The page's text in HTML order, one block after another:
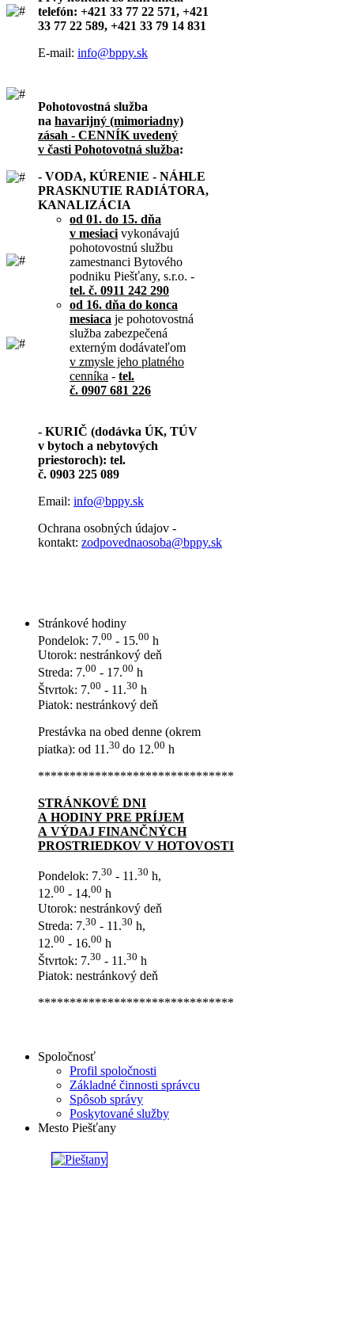
telefón: +421 33 77 22 571, +421
33 77 22 589, +421 33 79 14 831
E-mail: info@bppy.sk
Pohotovostná služba
na havarijný (mimoriadny)
zásah - CENNÍK uvedený
v časti Pohotovotná služba:
- VODA, KÚRENIE - NÁHLE
PRASKNUTIE RADIÁTORA,
KANALIZÁCIA
od 01. do 15. dňa
v mesiaci vykonávajú
pohotovostnú službu
zamestnanci Bytového
podniku Piešťany, s.r.o. -
tel. č. 0911 242 290
od 16. dňa do konca
mesiaca je pohotovostná
služba zabezpečená
externým dodávateľom
v zmysle jeho platného
cenníka - tel.
č. 0907 681 226
- KURIČ (dodávka ÚK, TÚV
v bytoch a nebytových
priestoroch): tel.
č. 0903 225 089
Email: info@bppy.sk
Ochrana osobných údajov -
kontakt: zodpovednaosoba@bppy.sk
Stránkové hodiny
Pondelok: 7.00 - 15.00 h
Utorok: nestránkový deň
Streda: 7.00 - 17.00 h
Štvrtok: 7.00 - 11.30 h
Piatok: nestránkový deň
Prestávka na obed denne (okrem
piatka): od 11.30 do 12.00 h
*******************************
STRÁNKOVÉ DNI
A HODINY PRE PRÍJEM
A VÝDAJ FINANČNÝCH
PROSTRIEDKOV V HOTOVOSTI
Pondelok: 7.30 - 11.30 h,
12.00 - 14.00 h
Utorok: nestránkový deň
Streda: 7.30 - 11.30 h,
12.00 - 16.00 h
Štvrtok: 7.30 - 11.30 h
Piatok: nestránkový deň
*******************************
Spoločnosť
Profil spoločnosti
Základné činnosti správcu
Spôsob správy
Poskytované služby
Mesto Piešťany